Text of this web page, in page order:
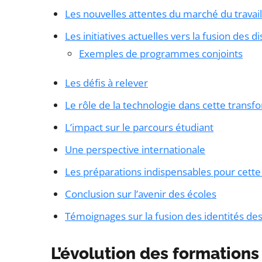
Les nouvelles attentes du marché du travail
Les initiatives actuelles vers la fusion des
Exemples de programmes conjoints
Les défis à relever
Le rôle de la technologie dans cette
L’impact sur le parcours étudiant
Une perspective internationale
Les préparations indispensables pour
Conclusion sur l’avenir des écoles
Témoignages sur la fusion des identités
L’évolution des